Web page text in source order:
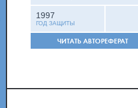
1997
ГОД ЗАЩИТЫ
ЧИТАТЬ АВТОРЕФЕРАТ